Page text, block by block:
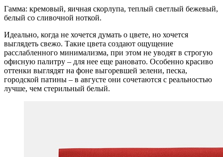
Гамма: кремовый, яичная скорлупа, теплый светлый бежевый,
белый со сливочной ноткой.
Идеально, когда не хочется думать о цвете, но хочется
выглядеть свежо. Такие цвета создают ощущение
расслабленного минимализма, при этом не уводят в строгую
офисную палитру – для нее еще рановато. Особенно красиво
оттенки выглядят на фоне выгоревшей зелени, песка,
городской патины – в августе они сочетаются с реальностью
лучше, чем стерильный белый.